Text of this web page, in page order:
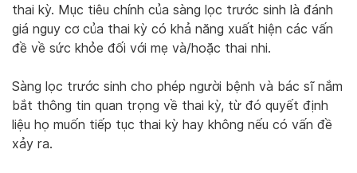
thai kỳ. Mục tiêu chính của sàng lọc trước sinh là đánh
giá nguy cơ của thai kỳ có khả năng xuất hiện các vấn
đề về sức khỏe đối với mẹ và/hoặc thai nhi.
Sàng lọc trước sinh cho phép người bệnh và bác sĩ nắm
bắt thông tin quan trọng về thai kỳ, từ đó quyết định
liệu họ muốn tiếp tục thai kỳ hay không nếu có vấn đề
xảy ra.